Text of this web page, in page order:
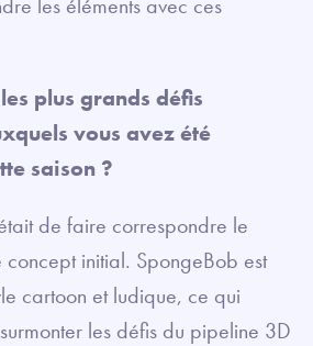
plus grands défis
vous avez été
saison ?
de faire correspondre le
initial. SpongeBob est
cartoon et ludique, ce qui
les défis du pipeline 3D